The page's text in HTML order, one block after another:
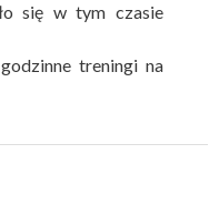
się w tym czasie
treningi na